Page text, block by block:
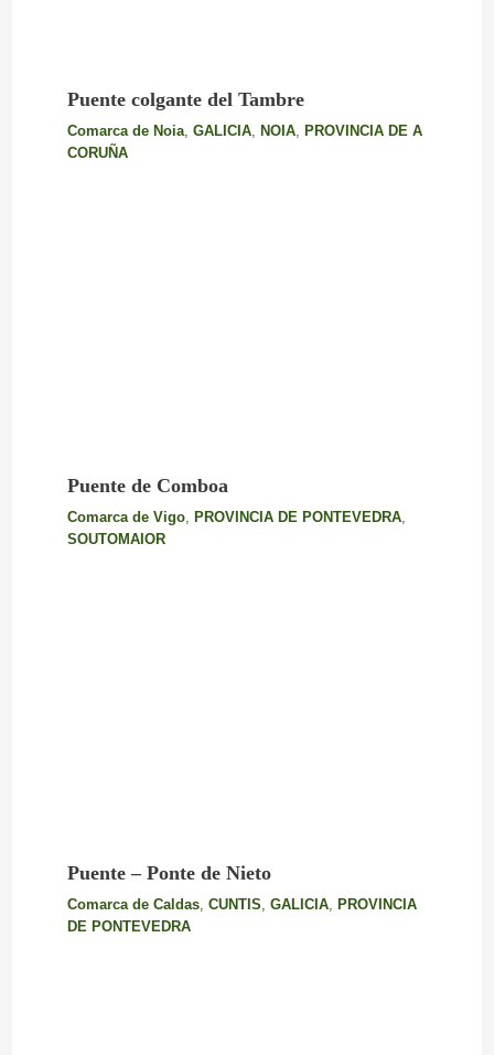
Puente colgante del Tambre
Comarca de Noia, GALICIA, NOIA,
PROVINCIA DE A
CORUÑA
Puente de Comboa
Comarca de Vigo, PROVINCIA DE PONTEVEDRA,
SOUTOMAIOR
Puente – Ponte de Nieto
Comarca de Caldas, CUNTIS, GALICIA, PROVINCIA
DE PONTEVEDRA